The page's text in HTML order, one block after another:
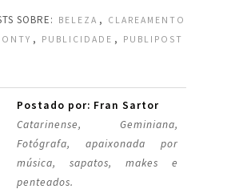
SOBRE: BELEZA ,
CLAREAMENTO
, PUBLICIDADE , PUBLIPOST
Postado por: Fran Sartor
Catarinense, Geminiana,
Fotógrafa, apaixonada por
música, sapatos, makes e
penteados.